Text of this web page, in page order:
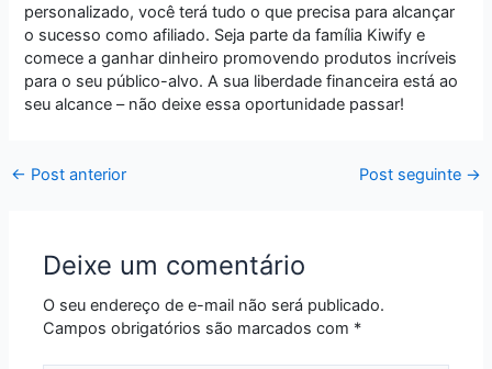
personalizado, você terá tudo o que precisa para alcançar
o sucesso como afiliado. Seja parte da família Kiwify e
comece a ganhar dinheiro promovendo produtos incríveis
para o seu público-alvo. A sua liberdade financeira está ao
seu alcance – não deixe essa oportunidade passar!
← Post anterior Post seguinte →
Deixe um comentário
O seu endereço de e-mail não será publicado.
Campos obrigatórios são marcados com *